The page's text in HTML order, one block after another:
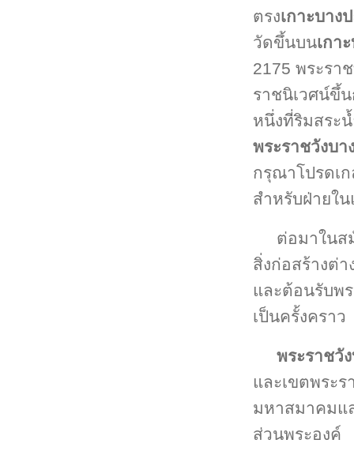
ตรงเกาะบาง
วัดขึ้นบนเกา
2175 พระรา
ราชนิเวศน์ขึ้
หนึ่งที่ริมสระ
พระราชวังบา
กรุณาโปรดเ
สำหรับฝ่ายใ
ต่อมาในส
สิ่งก่อสร้างต่
และต้อนรับพ
เป็นครั้งคราว
พระราชวั
และเขตพระ
มหาสมาคมแ
ส่วนพระองค์